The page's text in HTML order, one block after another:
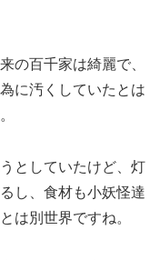
の百千家は綺麗で、
に汚くしていたとは
としていたけど、灯
し、食材も小妖怪達
は別世界ですね。